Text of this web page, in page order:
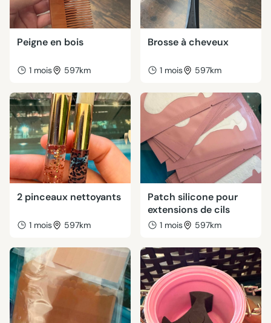
Peigne en bois
1 mois 597km
Brosse à cheveux
1 mois 597km
2 pinceaux nettoyants
1 mois 597km
Patch silicone pour
extensions de cils
1 mois 597km